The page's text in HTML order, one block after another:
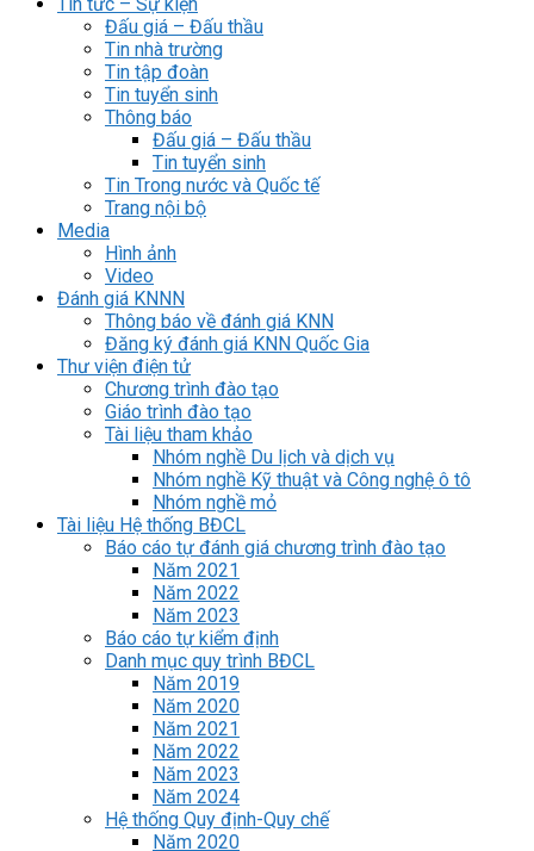
Đấu giá – Đấu thầu
Tin nhà trường
Tin tập đoàn
Tin tuyển sinh
Thông báo
Đấu giá – Đấu thầu
Tin tuyển sinh
Tin Trong nước và Quốc tế
Trang nội bộ
Media
Hình ảnh
Video
Đánh giá KNNN
Thông báo về đánh giá KNN
Đăng ký đánh giá KNN Quốc Gia
Thư viện điện tử
Chương trình đào tạo
Giáo trình đào tạo
Tài liệu tham khảo
Nhóm nghề Du lịch và dịch vụ
Nhóm nghề Kỹ thuật và Công nghệ ô tô
Nhóm nghề mỏ
Tài liệu Hệ thống BĐCL
Báo cáo tự đánh giá chương trình đào tạo
Năm 2021
Năm 2022
Năm 2023
Báo cáo tự kiểm định
Danh mục quy trình BĐCL
Năm 2019
Năm 2020
Năm 2021
Năm 2022
Năm 2023
Năm 2024
Hệ thống Quy định-Quy chế
Năm 2020